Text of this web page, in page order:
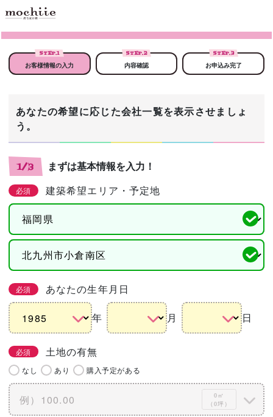
STEP.1
お客様情報の入力
STEP.2
内容確認
STEP.3
お申込み完了
あなたの希望に応じた会社一覧を表示させましょ
う。
1/3 まずは基本情報を入力！
必須 建築希望エリア・予定地
必須 あなたの生年月日
年 月 日
必須 土地の有無
なし あり 購入予定がある
0㎡
（0坪）